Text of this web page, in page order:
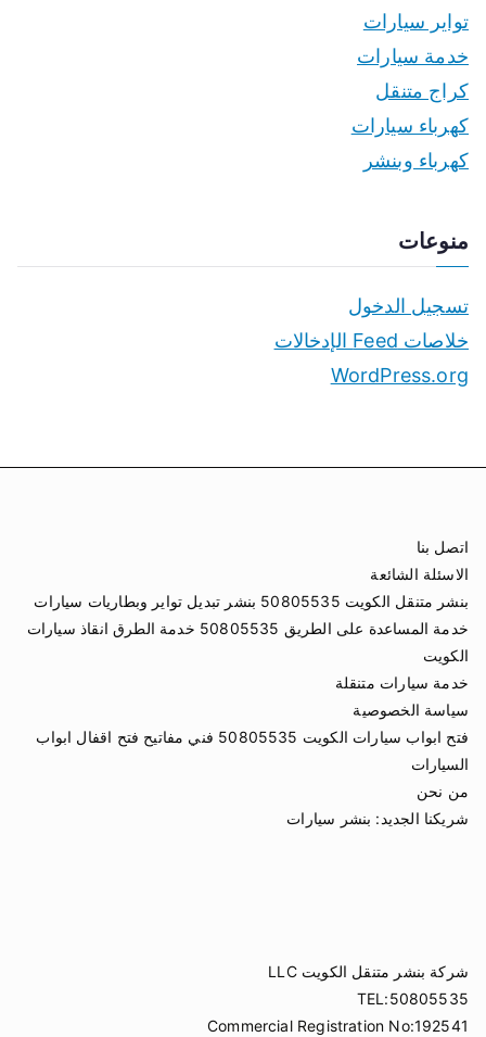
تواير سيارات
خدمة سيارات
كراج متنقل
كهرباء سيارات
كهرباء وبنشر
منوعات
تسجيل الدخول
خلاصات Feed الإدخالات
WordPress.org
اتصل بنا
الاسئلة الشائعة
بنشر متنقل الكويت 50805535 بنشر تبديل تواير وبطاريات سيارات
خدمة المساعدة على الطريق 50805535 خدمة الطرق انقاذ سيارات
الكويت
خدمة سيارات متنقلة
سياسة الخصوصية
فتح ابواب سيارات الكويت 50805535 فني مفاتيح فتح اقفال ابواب
السيارات
من نحن
شريكنا الجديد: بنشر سيارات
شركة بنشر متنقل الكويت LLC
TEL:50805535
Commercial Registration No:192541